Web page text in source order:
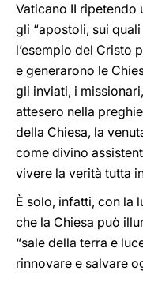
Vaticano II ripetendo
gli “apostoli, sui
l’esempio del Cristo
e generarono le
gli inviati, i
attesero nella
della Chiesa, la
come divino
vivere la verità tutta
È solo, infatti, con la
che la Chiesa può
“sale della terra e
rinnovare e salvare